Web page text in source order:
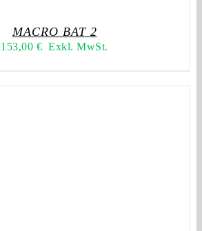
MACRO BAT 2
153,00 € Exkl. MwSt.